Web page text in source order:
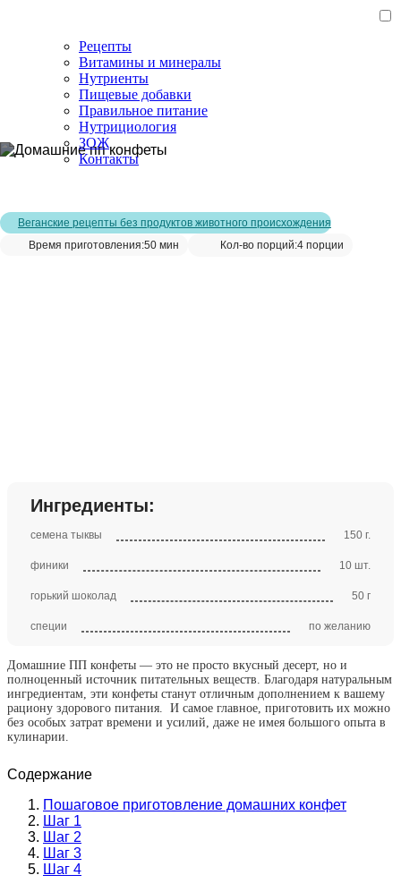
Рецепты
Витамины и минералы
Нутриенты
Пищевые добавки
Правильное питание
Нутрициология
ЗОЖ
Контакты
Веганские рецепты без продуктов животного происхождения
Время приготовления:50 мин Кол-во порций:4 порции
Ингредиенты:
семена тыквы 150 г.
финики 10 шт.
горький шоколад 50 г
специи по желанию
Домашние ПП конфеты — это не просто вкусный десерт, но и
полноценный источник питательных веществ. Благодаря натуральным
ингредиентам, эти конфеты станут отличным дополнением к вашему
рациону здорового питания. И самое главное, приготовить их можно
без особых затрат времени и усилий, даже не имея большого опыта в
кулинарии.
Содержание
Пошаговое приготовление домашних конфет
Шаг 1
Шаг 2
Шаг 3
Шаг 4